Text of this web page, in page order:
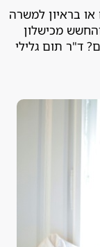
או בראיון למשרה
מכישלון
ד"ר תום גלילי